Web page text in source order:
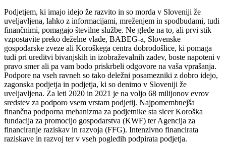
Podjetjem, ki imajo idejo že razvito in so morda v Sloveniji že
uveljavljena, lahko z informacijami, mreženjem in spodbudami, tudi
finančnimi, pomagajo številne službe. Ne glede na to, ali prvi stik
vzpostavite preko deželne vlade, BABEG-a, Slovenske
gospodarske zveze ali Koroškega centra dobrodošlice, ki pomaga
tudi pri ureditvi bivanjskih in izobraževalnih zadev, boste napoteni v
pravo smer ali pa vam bodo priskrbeli odgovore na vaša vprašanja.
Podpore na vseh ravneh so tako deležni posamezniki z dobro idejo,
zagonska podjetja in podjetja, ki so denimo v Sloveniji že
uveljavljena. Za leti 2020 in 2021 je na voljo 68 milijonov evrov
sredstev za podporo vsem vrstam podjetij. Najpomembnejša
finančna podporna mehanizma za podjetnike sta sicer Koroška
fundacija za promocijo gospodarstva (KWF) ter Agencija za
financiranje raziskav in razvoja (FFG). Intenzivno financirata
raziskave in razvoj ter v vseh pogledih podpirata podjetja.